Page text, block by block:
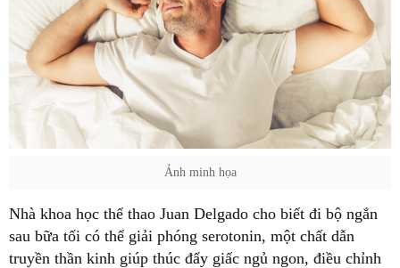
Ảnh minh họa
sau bữa tối có thể giải phóng serotonin, một chất dẫn
truyền thần kinh giúp thúc đẩy giấc ngủ ngon, điều chỉnh